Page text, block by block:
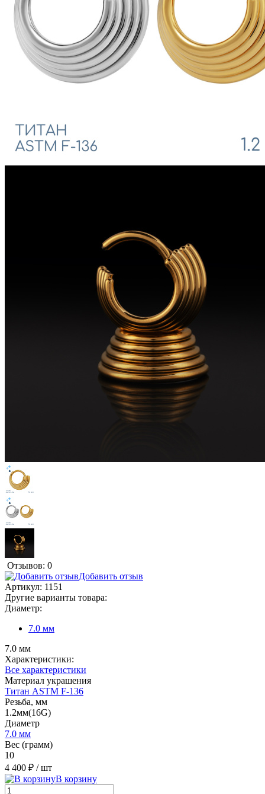
Отзывов: 0
Добавить отзыв
Артикул: 1151
Другие варианты товара:
Диаметр:
7.0 мм
7.0 мм
Характеристики:
Все характеристики
Материал украшения
Титан ASTM F-136
Резьба, мм
1.2мм(16G)
Диаметр
7.0 мм
Вес (грамм)
10
4 400 ₽ / шт
В корзину